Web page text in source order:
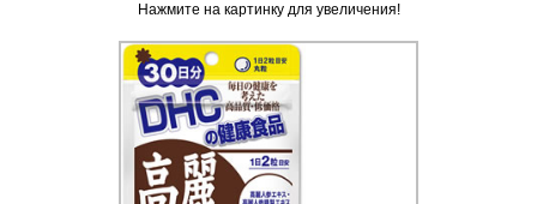
Нажмите на картинку для увеличения!